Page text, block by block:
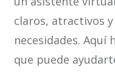
claros, atractivos
necesidades. Aquí
que puede